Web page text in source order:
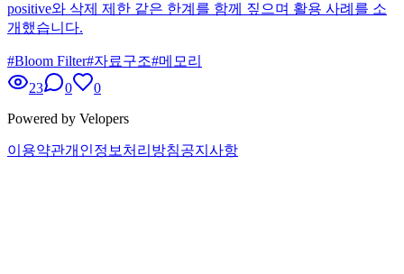
positive와 삭제 제한 같은 한계를 함께 짚으며 활용 사례를 소
개했습니다.
#Bloom Filter#자료구조#메모리
23
0
0
Powered by Velopers
이용약관개인정보처리방침공지사항